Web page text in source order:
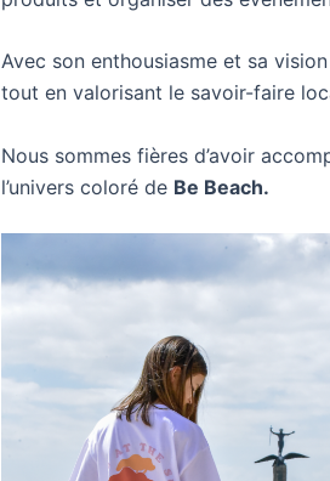
Avec son enthousiasme et sa
tout en valorisant le savoir-faire
Nous sommes fières d’avoir
l’univers coloré de Be Beach.